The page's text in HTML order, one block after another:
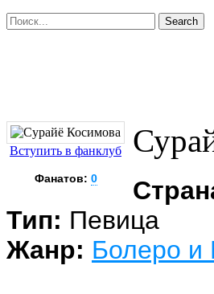
Вступить в фанклуб
Фанатов: 0
Тип: Певица
Жанр: Болеро и